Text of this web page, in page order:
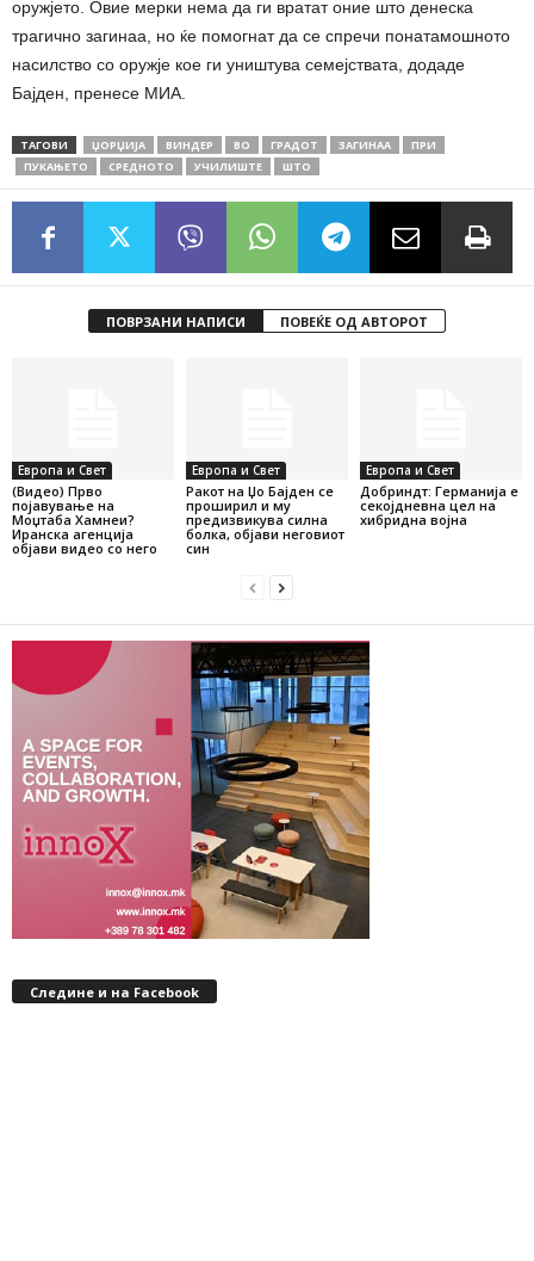
оружјето. Овие мерки нема да ги вратат оние што денеска
трагично загинаа, но ќе помогнат да се спречи понатамошното
насилство со оружје кое ги уништува семејствата, додаде
Бајден, пренесе МИА.
ТАГОВИ ЏОРЏИЈА ВИНДЕР ВО ГРАДОТ ЗАГИНАА
ПРИ
ПУКАЊЕТО
СРЕДНОТО УЧИЛИШТЕ ШТО
ПОВРЗАНИ НАПИСИ ПОВЕЌЕ ОД АВТОРОТ
Европа и Свет
(Видео) Прво
појавување на
Моџтаба Хамнеи?
Иранска агенција
објави видео со него
Европа и Свет
Ракот на Џо Бајден се
проширил и му
предизвикува силна
болка, објави неговиот
син
Европа и Свет
Добриндт: Германија е
секојдневна цел на
хибридна војна
Следине и на Facebook